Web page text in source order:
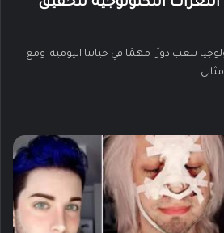
تلعب دورًا مهمًا في حياتنا اليومية. ومع